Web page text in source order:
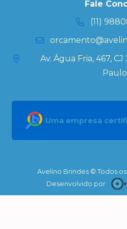
Fale
(11)
Av. Água Fria, 467,
Uma empresa
Avelino Brindes © Todos
Desenvolvido por